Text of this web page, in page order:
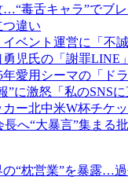
毒舌キャラ”でブ
違い
ベント運営に「不
児氏の「謝罪LINE
愛用シーマの「ド
”に激怒「私のSNSに
ー北中米W杯チケ
へ“大暴言”集まる
“枕営業”を暴露…